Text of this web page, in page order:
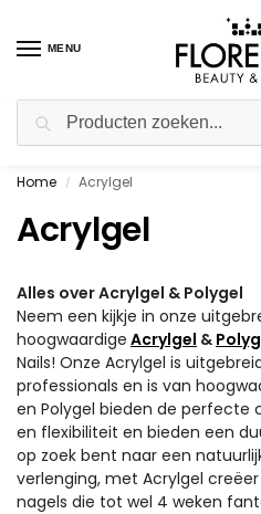
MENU
Gratis ophalen in de
Home / Acrylgel
Acrylgel
Alles over Acrylgel & Polygel
Neem een kijkje in onze
hoogwaardige Acrylgel &
Nails! Onze Acrylgel is
professionals en is van
en Polygel bieden de perfecte
en flexibiliteit en bieden een
op zoek bent naar een
verlenging, met Acrylgel
nagels die tot wel 4 weken